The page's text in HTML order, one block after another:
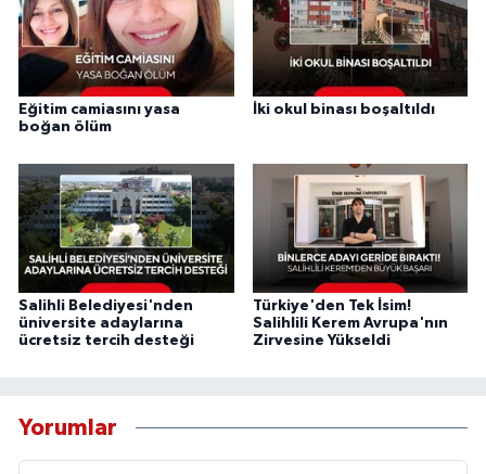
Eğitim camiasını yasa
boğan ölüm
İki okul binası boşaltıldı
Salihli Belediyesi'nden
üniversite adaylarına
ücretsiz tercih desteği
Türkiye'den Tek İsim!
Salihlili Kerem Avrupa'nın
Zirvesine Yükseldi
Yorumlar